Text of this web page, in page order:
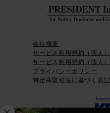
会社概要
サービス利用規約（個人）
サービス利用規約（法人）
プライバシーポリシー
特定商取引法に基づく表記